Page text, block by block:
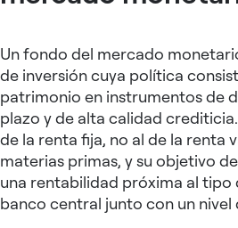
Un fondo del mercado
de inversión cuya política
patrimonio en instrumentos de
plazo y de alta calidad
de la renta fija, no al de la renta
materias primas, y su objetivo
una rentabilidad próxima al tipo
banco central junto con un